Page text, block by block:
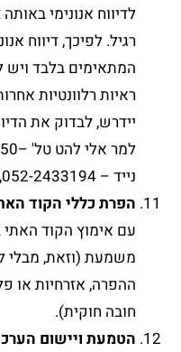
לדיווח אנונימי
רגיל. לפיכך, דיווח
המתאימים בלבד ויש
ראיות רלוונטיות
יידרש, לבדוק את
נייד – 052-2433194, elil@rsmisrael.co.il
הפרת כללי הקוד
עם אימוץ הקוד
משמעת (וזאת, מבלי
ההפרה, אזרחיות או
חובה חוקית).
הטמעת ויישום